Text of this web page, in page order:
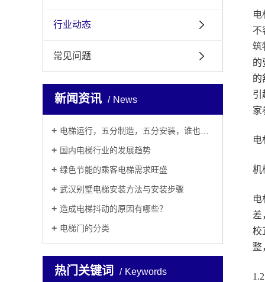
行业动态
常见问题
新闻资讯 News
电梯运行，五分制造，五分安装，谁也别说谁更重要！！！
国内电梯行业的发展趋势
绿色节能的乘客电梯需求旺盛
武汉别墅电梯安装方法与安装步骤
造成电梯抖动的原因有哪些？
电梯门的分类
热门关键词 Keywords
电
不
筑
的
的
引
家
电
机
电
差
校
整